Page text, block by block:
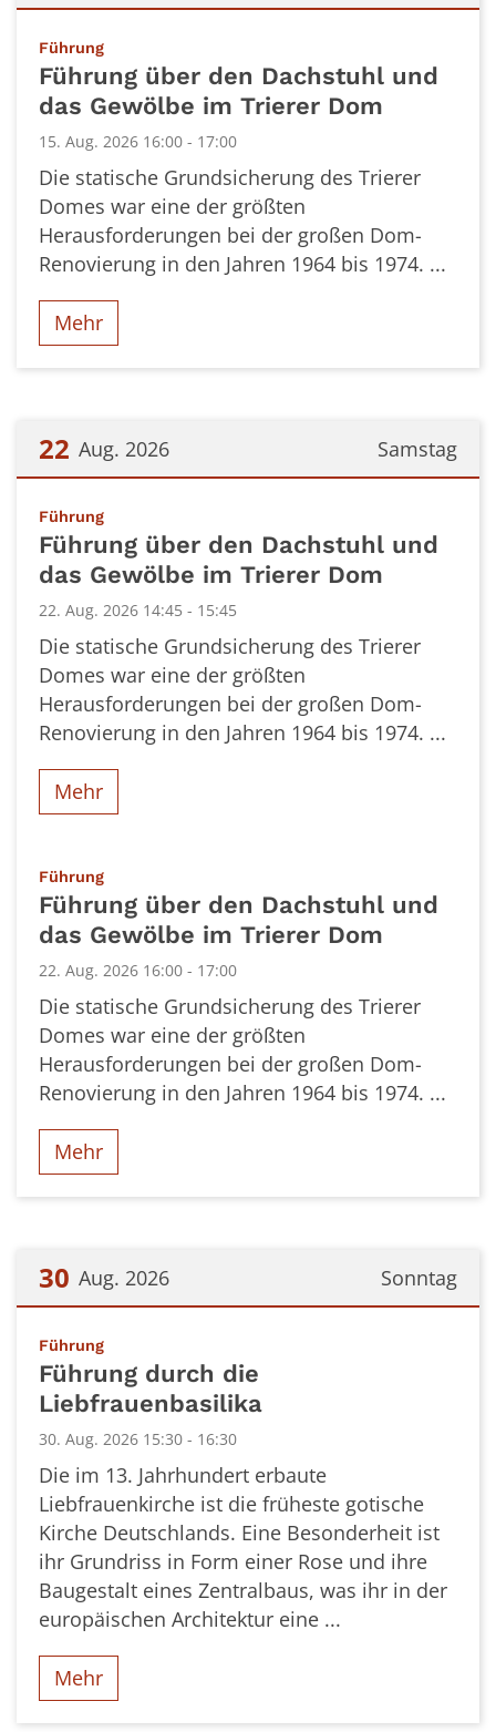
Führung:
Führung über den Dachstuhl und
das Gewölbe im Trierer Dom
15. Aug. 2026 16:00 - 17:00
Die statische Grundsicherung des Trierer
Domes war eine der größten
Herausforderungen bei der großen Dom-
Renovierung in den Jahren 1964 bis 1974. ...
Mehr
Samstag
22 Aug. 2026
Führung:
Führung über den Dachstuhl und
das Gewölbe im Trierer Dom
22. Aug. 2026 14:45 - 15:45
Die statische Grundsicherung des Trierer
Domes war eine der größten
Herausforderungen bei der großen Dom-
Renovierung in den Jahren 1964 bis 1974. ...
Mehr
Führung:
Führung über den Dachstuhl und
das Gewölbe im Trierer Dom
22. Aug. 2026 16:00 - 17:00
Die statische Grundsicherung des Trierer
Domes war eine der größten
Herausforderungen bei der großen Dom-
Renovierung in den Jahren 1964 bis 1974. ...
Mehr
Sonntag
30 Aug. 2026
Führung:
Führung durch die
Liebfrauenbasilika
30. Aug. 2026 15:30 - 16:30
Die im 13. Jahrhundert erbaute
Liebfrauenkirche ist die früheste gotische
Kirche Deutschlands. Eine Besonderheit ist
ihr Grundriss in Form einer Rose und ihre
Baugestalt eines Zentralbaus, was ihr in der
europäischen Architektur eine ...
Mehr